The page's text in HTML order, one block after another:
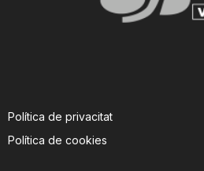
Política de privacitat
Política de cookies